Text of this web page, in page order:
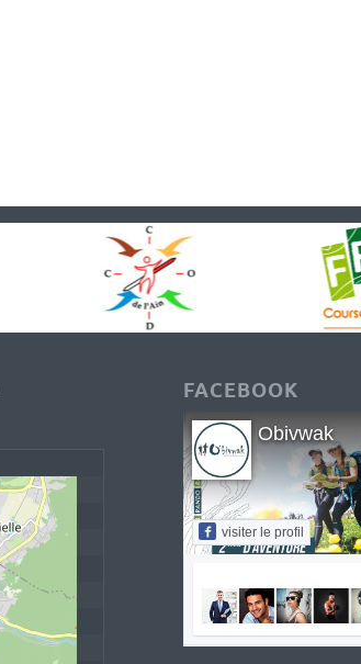
FACEBOOK
Obivwak
visiter le profil